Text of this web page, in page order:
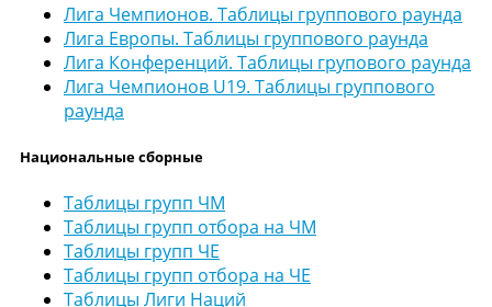
Лига Чемпионов. Таблицы группового раунда
Лига Европы. Таблицы группового раунда
Лига Конференций. Таблицы групового раунда
Лига Чемпионов U19. Таблицы группового
раунда
Национальные сборные
Таблицы групп ЧМ
Таблицы групп отбора на ЧМ
Таблицы групп ЧЕ
Таблицы групп отбора на ЧЕ
Таблицы Лиги Наций